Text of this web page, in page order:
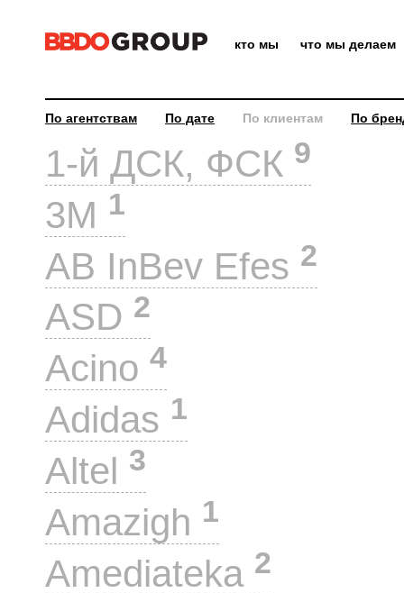
кто мы что мы делаем
По агентствам По дате По клиентам По
1-й ДСК, ФСК 9
3M 1
AB InBev Efes 2
ASD 2
Acino 4
Adidas 1
Altel 3
Amazigh 1
Amediateka 2